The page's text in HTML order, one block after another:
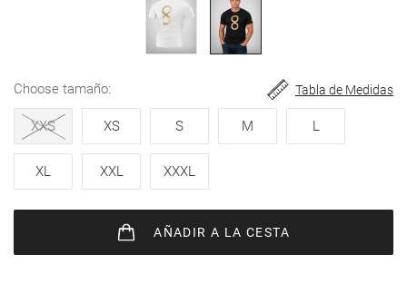
choose tamaño
XXS XS S M L
XL XXL XXXL
Tabla de Medidas
AÑADIR A LA CESTA